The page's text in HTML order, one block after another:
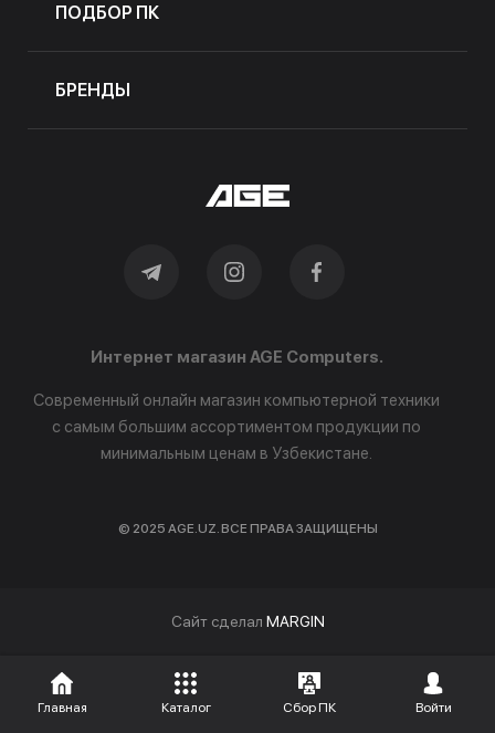
ПОДБОР ПК
БРЕНДЫ
Интернет магазин AGE Computers.
Современный онлайн магазин компьютерной техники
с самым большим ассортиментом продукции по
минимальным ценам в Узбекистане.
© 2025 AGE.UZ. ВСЕ ПРАВА ЗАЩИЩЕНЫ
Cайт сделал MARGIN
Главная Каталог Сбор ПК Войти